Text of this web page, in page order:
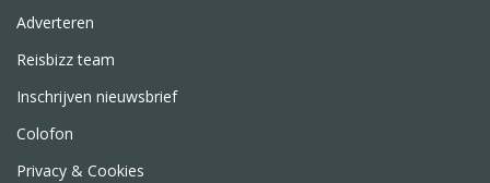
Adverteren
Reisbizz team
Inschrijven nieuwsbrief
Colofon
Privacy & Cookies